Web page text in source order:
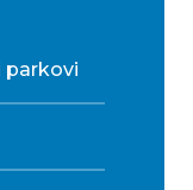
parkovi